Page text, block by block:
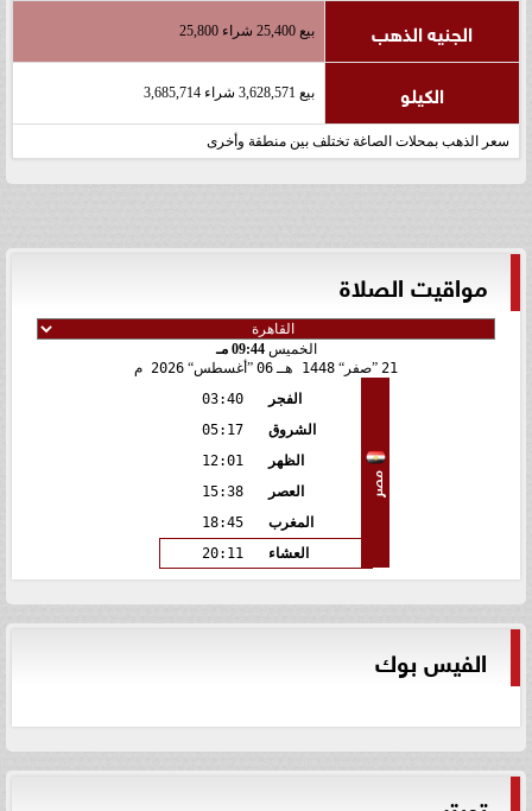
الجنيه الذهب بيع 25,400 شراء 25,800
الكيلو بيع 3,628,571 شراء 3,685,714
سعر الذهب بمحلات الصاغة تختلف بين منطقة وأخرى
مواقيت الصلاة
الخميس09:44 مـ
21 صفر 1448 هـ 06 أغسطس 2026 م
مصر
الفجر
03:40
الشروق
05:17
الظهر
12:01
العصر
15:38
المغرب
18:45
العشاء
20:11
الفيس بوك